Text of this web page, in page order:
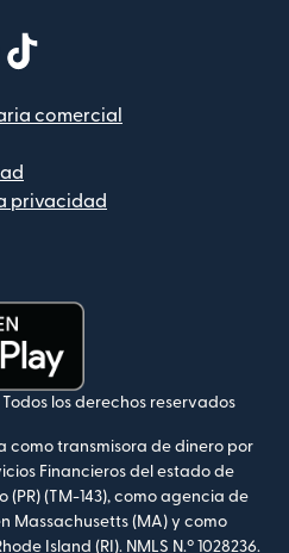
nueva)nueva)
una ventana nueva)
en una ventana nueva)
abre en una ventana nueva)
comercial
privacidad
Todos los derechos reservados
como transmisora de dinero por
Financieros del estado de
(PR) (TM-143), como agencia de
Massachusetts (MA) y como
Island (RI). NMLS N.º 1028236.